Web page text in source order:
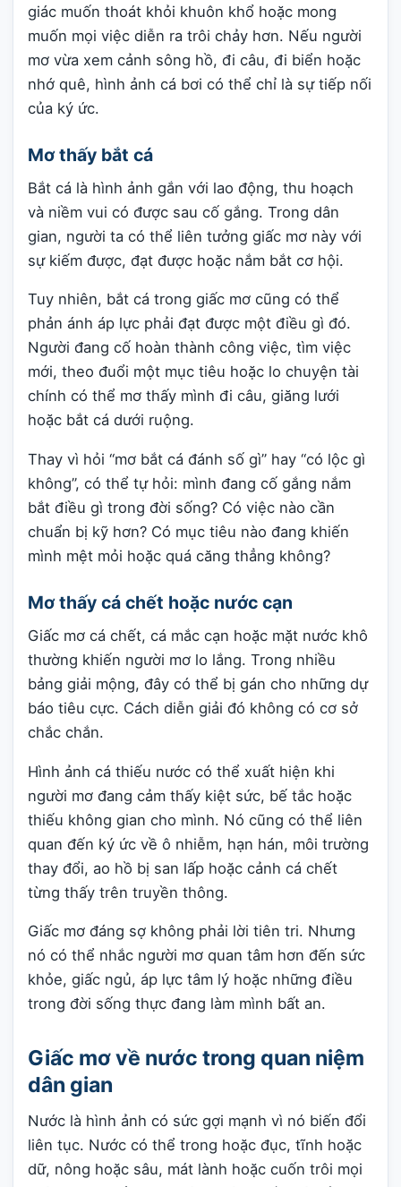
giác muốn thoát khỏi khuôn khổ hoặc mong
muốn mọi việc diễn ra trôi chảy hơn. Nếu người
mơ vừa xem cảnh sông hồ, đi câu, đi biển hoặc
nhớ quê, hình ảnh cá bơi có thể chỉ là sự tiếp nối
của ký ức.
Mơ thấy bắt cá
Bắt cá là hình ảnh gắn với lao động, thu hoạch
và niềm vui có được sau cố gắng. Trong dân
gian, người ta có thể liên tưởng giấc mơ này với
sự kiếm được, đạt được hoặc nắm bắt cơ hội.
Tuy nhiên, bắt cá trong giấc mơ cũng có thể
phản ánh áp lực phải đạt được một điều gì đó.
Người đang cố hoàn thành công việc, tìm việc
mới, theo đuổi một mục tiêu hoặc lo chuyện tài
chính có thể mơ thấy mình đi câu, giăng lưới
hoặc bắt cá dưới ruộng.
Thay vì hỏi “mơ bắt cá đánh số gì” hay “có lộc gì
không”, có thể tự hỏi: mình đang cố gắng nắm
bắt điều gì trong đời sống? Có việc nào cần
chuẩn bị kỹ hơn? Có mục tiêu nào đang khiến
mình mệt mỏi hoặc quá căng thẳng không?
Mơ thấy cá chết hoặc nước cạn
Giấc mơ cá chết, cá mắc cạn hoặc mặt nước khô
thường khiến người mơ lo lắng. Trong nhiều
bảng giải mộng, đây có thể bị gán cho những dự
báo tiêu cực. Cách diễn giải đó không có cơ sở
chắc chắn.
Hình ảnh cá thiếu nước có thể xuất hiện khi
người mơ đang cảm thấy kiệt sức, bế tắc hoặc
thiếu không gian cho mình. Nó cũng có thể liên
quan đến ký ức về ô nhiễm, hạn hán, môi trường
thay đổi, ao hồ bị san lấp hoặc cảnh cá chết
từng thấy trên truyền thông.
Giấc mơ đáng sợ không phải lời tiên tri. Nhưng
nó có thể nhắc người mơ quan tâm hơn đến sức
khỏe, giấc ngủ, áp lực tâm lý hoặc những điều
trong đời sống thực đang làm mình bất an.
Giấc mơ về nước trong quan niệm
dân gian
Nước là hình ảnh có sức gợi mạnh vì nó biến đổi
liên tục. Nước có thể trong hoặc đục, tĩnh hoặc
dữ, nông hoặc sâu, mát lành hoặc cuốn trôi mọi